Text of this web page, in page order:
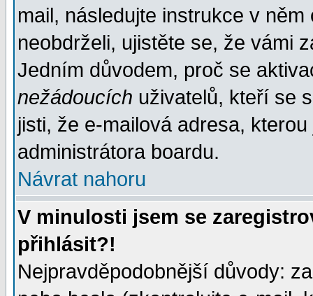
mail, následujte instrukce v
neobdrželi, ujistěte se, že vámi
Jedním důvodem, proč se
nežádoucích uživatelů, kteří se
jisti, že e-mailová adresa,
administrátora boardu.
Návrat nahoru
V minulosti jsem se
přihlásit?!
Nejpravděpodobnější důvody: